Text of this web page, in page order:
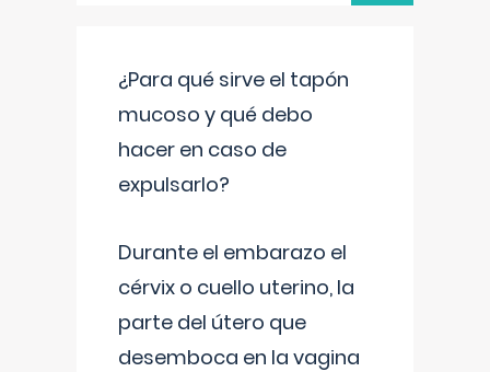
¿Para qué sirve el tapón
mucoso y qué debo
hacer en caso de
expulsarlo?
Durante el embarazo el
cérvix o cuello uterino, la
parte del útero que
desemboca en la vagina